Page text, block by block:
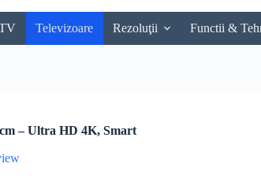
Televizoare Rezoluţii Functii &
– Ultra HD 4K, Smart